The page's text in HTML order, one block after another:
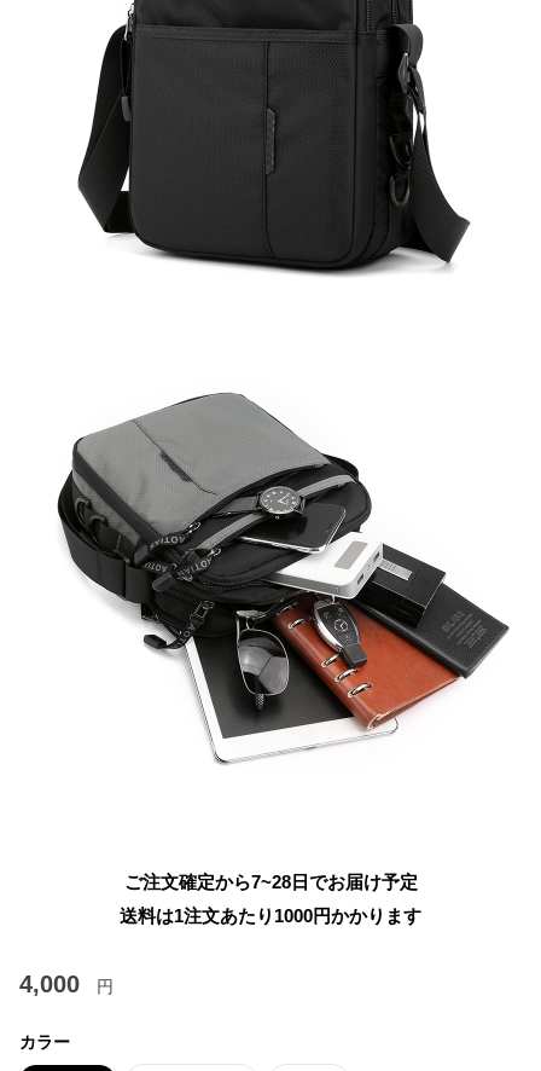
ご注文確定から7~28日でお届け予定
送料は1注文あたり 1000円かかります
4,000 円
カラー